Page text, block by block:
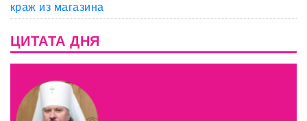
краж из магазина
ЦИТАТА ДНЯ